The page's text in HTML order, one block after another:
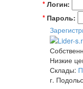
* Логин:
* Пароль:
Низкие
Склады:
г.